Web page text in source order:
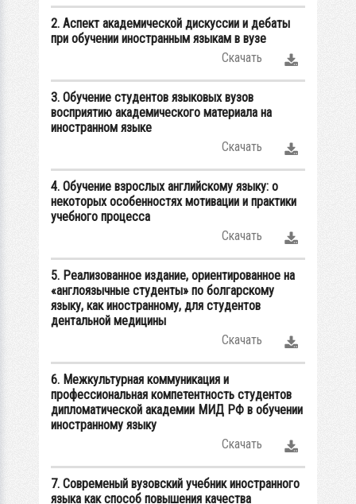
2. Аспект академической дискуссии и дебаты
при обучении иностранным языкам в вузе
Скачать
3. Обучение студентов языковых вузов
восприятию академического материала на
иностранном языке
Скачать
4. Обучение взрослых английскому языку: о
некоторых особенностях мотивации и практики
учебного процесса
Скачать
5. Реализованное издание, ориентированное на
«англоязычные студенты» по болгарскому
языку, как иностранному, для студентов
дентальной медицины
Скачать
6. Межкультурная коммуникация и
профессиональная компетентность студентов
дипломатической академии МИД РФ в обучении
иностранному языку
Скачать
7. Современый вузовский учебник иностранного
языка как способ повышения качества